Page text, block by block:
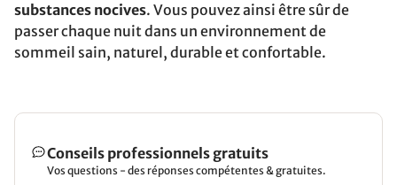
substances nocives. Vous pouvez ainsi être sûr de
passer chaque nuit dans un environnement de
sommeil sain, naturel, durable et confortable.
Conseils professionnels gratuits
Vos questions - des réponses compétentes & gratuites.